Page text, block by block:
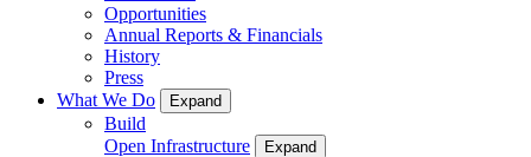
Opportunities
Annual Reports & Financials
History
Press
What We Do
Expand
Build
Open Infrastructure
Expand